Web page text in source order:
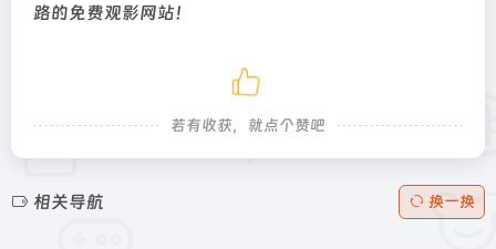
路的免费观影网站！
若有收获，就点个赞吧
相关导航 换一换